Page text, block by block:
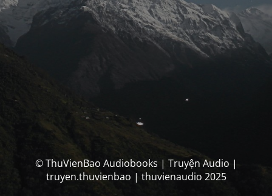
© ThuVienBao Audiobooks | Truyện Audio |
truyen.thuvienbao | thuvienaudio 2025